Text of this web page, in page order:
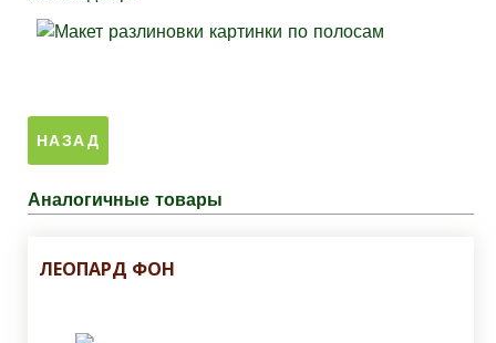
Аналогичные товары
ЛЕОПАРД ФОН